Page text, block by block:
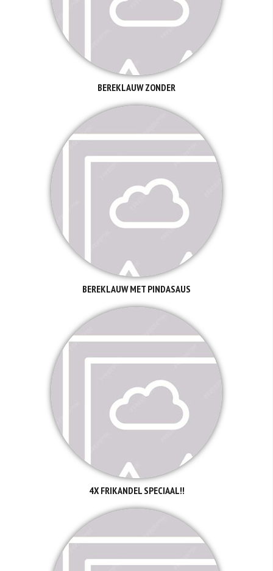
BEREKLAUW ZONDER
BEREKLAUW MET PINDASAUS
4X FRIKANDEL SPECIAAL!!